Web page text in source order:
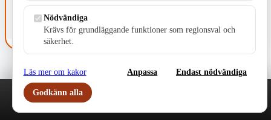
Postadress: Gisslaköp 1, 568 92 Skillingaryd
Kakinställningar
Nödvändiga
Krävs för grundläggande funktioner som regionsval och
säkerhet.
Läs mer om kakor Anpassa Endast nödvändiga
Godkänn alla